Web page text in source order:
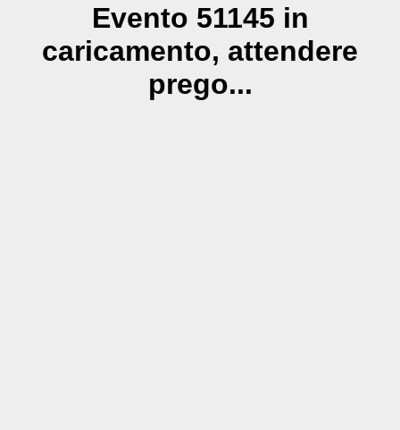
Evento 51145 in
caricamento, attendere
prego...